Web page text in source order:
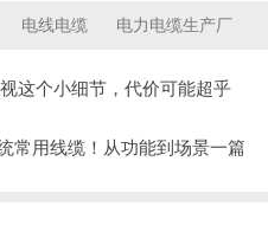
电线电缆 电力电缆生产厂
这个小细节，代价可能超乎
常用线缆！从功能到场景一篇